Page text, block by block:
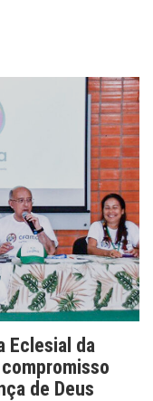
Eclesial da
de Deus